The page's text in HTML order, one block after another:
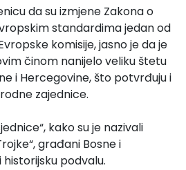
da su izmjene Zakona o
standardima jedan od
komisije, jasno je da je
činom nanijelo veliku štetu
i Hercegovine, što potvrđuju i
zajednice.
kako su je nazivali
građani Bosne i
podvalu.